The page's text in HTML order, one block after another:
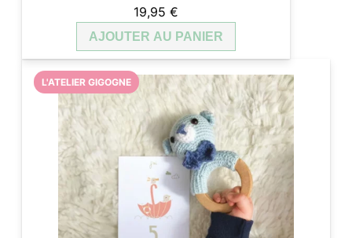
19,95€
AJOUTER AU PANIER
L'ATELIER GIGOGNE